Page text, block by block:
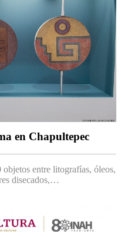
en Chapultepec
entre litografías, óleos,
disecados,…